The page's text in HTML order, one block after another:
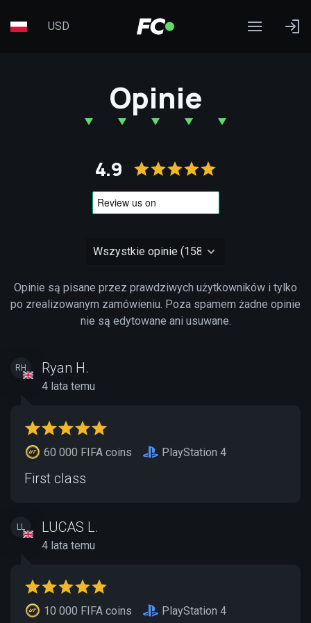
USD
Opinie
4.9
Opinie są pisane przez prawdziwych użytkowników i tylko
po zrealizowanym zamówieniu. Poza spamem żadne opinie
nie są edytowane ani usuwane.
RH Ryan H.
4 lata temu
60 000 FIFA coins PlayStation 4
First class
LL LUCAS L.
4 lata temu
10 000 FIFA coins PlayStation 4